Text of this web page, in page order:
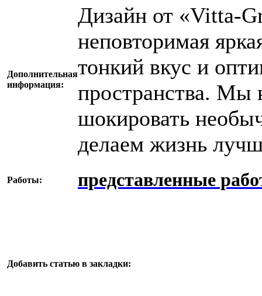
Дополнительная
информация:
Дизайн от «Vitta-
неповторимая
тонкий вкус и
пространства. Мы
шокировать
делаем жизнь
Работы: представленные
Добавить статью в закладки: